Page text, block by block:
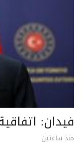
فيدان:
منذ ساعتين